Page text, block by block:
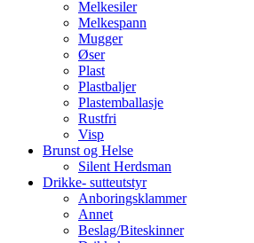
Melkesiler
Melkespann
Mugger
Øser
Plast
Plastbaljer
Plastemballasje
Rustfri
Visp
Brunst og Helse
Silent Herdsman
Drikke- sutteutstyr
Anboringsklammer
Annet
Beslag/Biteskinner